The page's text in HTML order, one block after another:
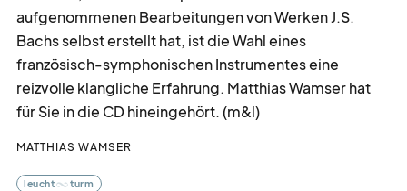
aufgenommenen Bearbeitungen von Werken J.S.
Bachs selbst erstellt hat, ist die Wahl eines
französisch-symphonischen Instrumentes eine
reizvolle klangliche Erfahrung. Matthias Wamser hat
für Sie in die CD hineingehört. (m&l)
MATTHIAS WAMSER
leucht turm